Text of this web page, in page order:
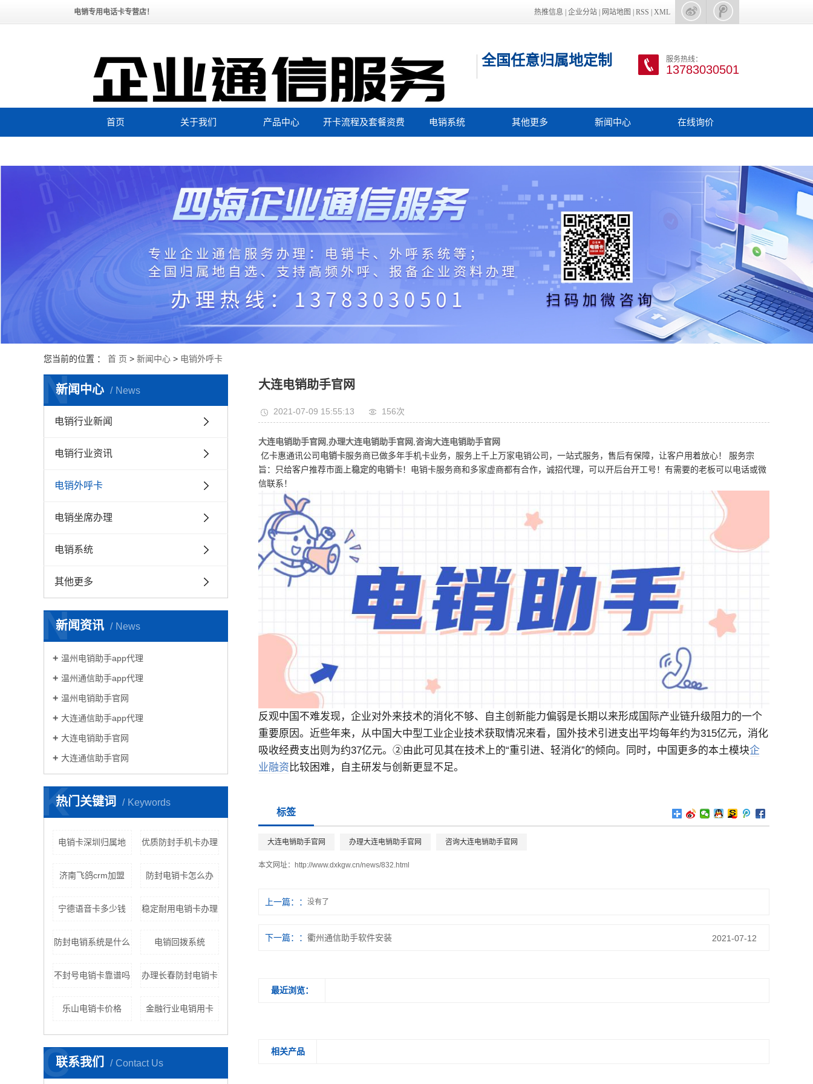
电销专用电话卡专营店！ 热推信息 企业分站 网站地图 RSS XML
全国任意归属地定制 服务热线：
13783030501
首页 关于我们
资质荣誉
发展历程
产品中心
效果好的虚商品牌
电销卡代理
黑名单过滤系统
开卡流程及套餐资费 电销系统 其他更多
办理获客软件
办理商家收款码
注册流量卡
新闻中心
电销外呼卡
电销坐席办理
电销系统
其他更多
在线询价
您当前的位置 ： 首 页 > 新闻中心 > 电销外呼卡
新闻中心 News
N
电销行业新闻
电销行业资讯
电销外呼卡
电销坐席办理
电销系统
其他更多
新闻资讯 News
N
温州电销助手app代理
温州通信助手app代理
温州电销助手官网
大连通信助手app代理
大连电销助手官网
大连通信助手官网
热门关键词 Keywords
K
电销卡深圳归属地 优质防封手机卡办理
济南飞鸽crm加盟 防封电销卡怎么办
宁德语音卡多少钱 稳定耐用电销卡办理
防封电销系统是什么 电销回拨系统
不封号电销卡靠谱吗 办理长春防封电销卡
乐山电销卡价格 金融行业电销用卡
联系我们 Contact Us
C
大连电销助手官网
2021-07-09 15:55:13 156次
大连电销助手官网 办理大连电销助手官网 咨询大连电销助手官网
亿卡惠通讯公司 电销卡服务商已做多年手机卡业务，服务上千上万家电销公司，一站式服务，售后有保障，让客户用着放心！ 服务宗
旨：只给客户推荐市面上稳定的电销卡！电销卡服务商和多家虚商都有合作，诚招代理，可以开后台开工号！有需要的老板可以电话或微
信联系！
反观中国不难发现，企业对外来技术的消化不够、自主创新能力偏弱是长期以来形成国际产业链升级阻力的一个
重要原因。近些年来，从中国大中型工业企业技术获取情况来看，国外技术引进支出平均每年约为315亿元，消化
吸收经费支出则为约37亿元。②由此可见其在技术上的“重引进、轻消化”的倾向。同时，中国更多的本土模块企
业融资 比较困难，自主研发与创新更显不足。
标签
大连电销助手官网 办理大连电销助手官网 咨询大连电销助手官网
本文网址： http://www.dxkgw.cn/news/832.html
上一篇： 没有了
下一篇： 衢州通信助手软件安装 2021-07-12
最近浏览：
相关产品